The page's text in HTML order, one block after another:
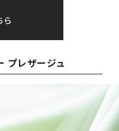
ら
プレザージュ